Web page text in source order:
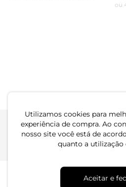
Utilizamos cookies para
experiência de compra. Ao
nosso site você está de
quanto a utilização
Aceitar e
ou
Dúvidas